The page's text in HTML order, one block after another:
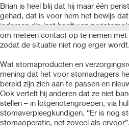
Brian is heel blij dat hij maar één
gehad, dat is voor hem het bewijs
iedereen die last heeft van
om meteen contact op te nemen
zodat de situatie niet nog erger wordt.
Wat stomaproducten en
mening dat het voor stomadragers
bereid zijn zich aan te passen en
Ook vertelt hij anderen dat ze niet
stellen – in lotgenotengroepen, via
stomaverpleegkundigen. “Er is nog
stomaoperatie, net zoveel als